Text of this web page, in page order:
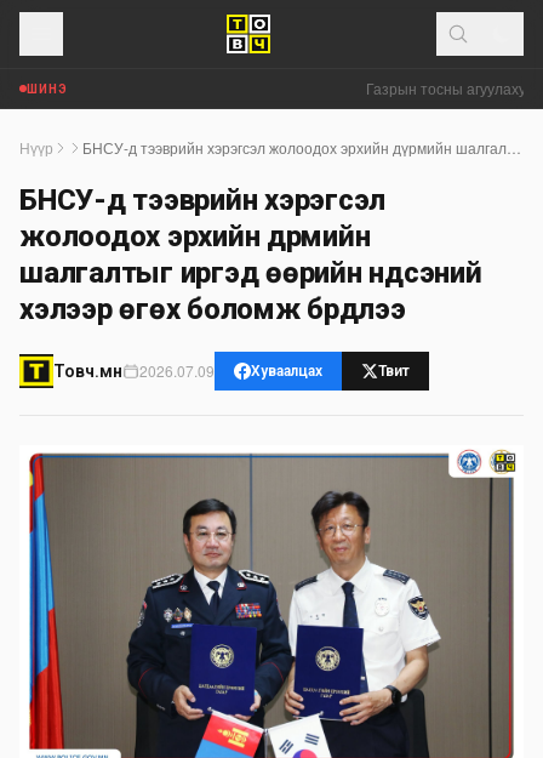
ШИНЭ Газрын тосны
Нүүр
БНСУ-д тээврийн хэрэгсэл
жолоодох эрхийн дүрмийн
шалгалтыг иргэд өөрийн үндсэний
хэлээр өгөх боломж бүрдлээ
Товч.мн 2026.07.09 Хуваалцах Твит